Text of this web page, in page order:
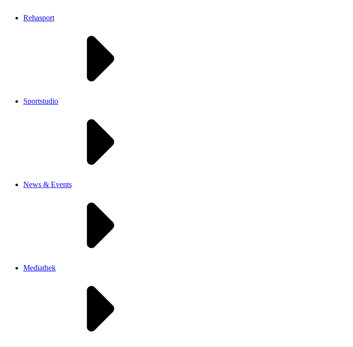
Rehasport
Sportstudio
News & Events
Mediathek